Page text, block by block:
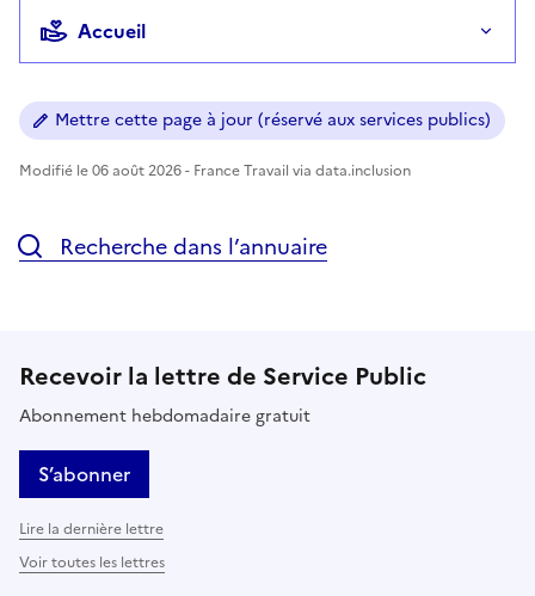
Accueil
Mettre cette page à jour (réservé aux services publics)
Modifié le 06 août 2026 - France Travail via data.inclusion
Recherche dans l’annuaire
Recevoir la lettre de Service Public
Abonnement hebdomadaire gratuit
S’abonner
Lire la dernière lettre
Voir toutes les lettres